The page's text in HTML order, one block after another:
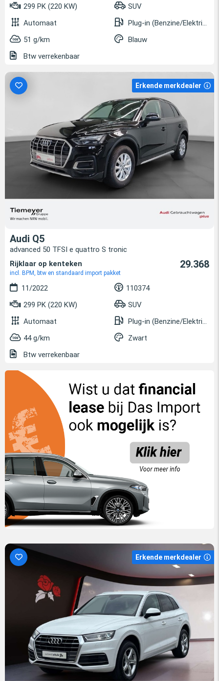
299 PK (220 KW)
SUV
Automaat
Plug-in (Benzine/Elektrisch)
51 g/km
Blauw
Btw verrekenbaar
Erkende merkdealer
Audi Q5
advanced 50 TFSI e quattro S tronic
Rijklaar op kenteken
incl. BPM, btw en standaard import pakket
29.368
11/2022
110374
299 PK (220 KW)
SUV
Automaat
Plug-in (Benzine/Elektrisch)
44 g/km
Zwart
Btw verrekenbaar
Erkende merkdealer